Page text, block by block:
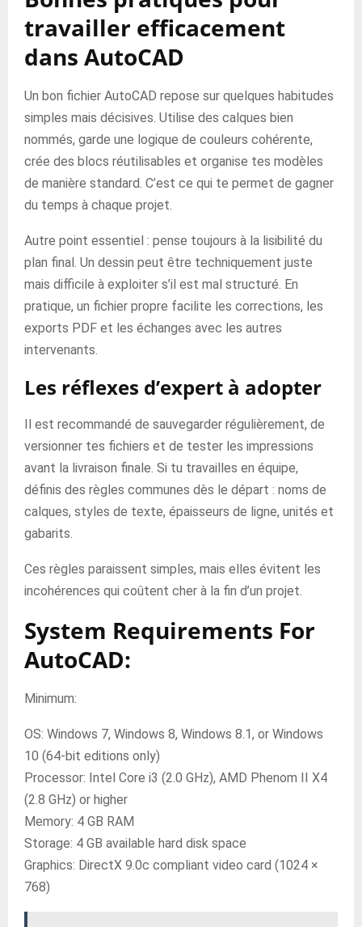
travailler efficacement
dans AutoCAD
Un bon fichier AutoCAD repose sur quelques habitudes
simples mais décisives. Utilise des calques bien
nommés, garde une logique de couleurs cohérente,
crée des blocs réutilisables et organise tes modèles
de manière standard. C’est ce qui te permet de gagner
du temps à chaque projet.
Autre point essentiel : pense toujours à la lisibilité du
plan final. Un dessin peut être techniquement juste
mais difficile à exploiter s’il est mal structuré. En
pratique, un fichier propre facilite les corrections, les
exports PDF et les échanges avec les autres
intervenants.
Les réflexes d’expert à adopter
Il est recommandé de sauvegarder régulièrement, de
versionner tes fichiers et de tester les impressions
avant la livraison finale. Si tu travailles en équipe,
définis des règles communes dès le départ : noms de
calques, styles de texte, épaisseurs de ligne, unités et
gabarits.
Ces règles paraissent simples, mais elles évitent les
incohérences qui coûtent cher à la fin d’un projet.
System Requirements For
AutoCAD:
Minimum:
OS: Windows 7, Windows 8, Windows 8.1, or Windows
10 (64-bit editions only)
Processor: Intel Core i3 (2.0 GHz), AMD Phenom II X4
(2.8 GHz) or higher
Memory: 4 GB RAM
Storage: 4 GB available hard disk space
Graphics: DirectX 9.0c compliant video card (1024 ×
768)